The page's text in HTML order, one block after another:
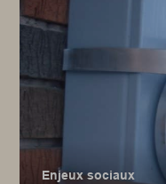
Enjeux sociaux